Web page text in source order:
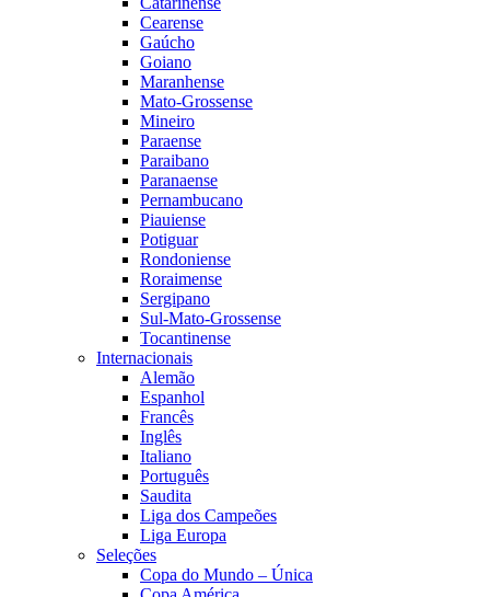
Cearense
Gaúcho
Goiano
Maranhense
Mato-Grossense
Mineiro
Paraense
Paraibano
Paranaense
Pernambucano
Piauiense
Potiguar
Rondoniense
Roraimense
Sergipano
Sul-Mato-Grossense
Tocantinense
Internacionais
Alemão
Espanhol
Francês
Inglês
Italiano
Português
Saudita
Liga dos Campeões
Liga Europa
Seleções
Copa do Mundo – Única